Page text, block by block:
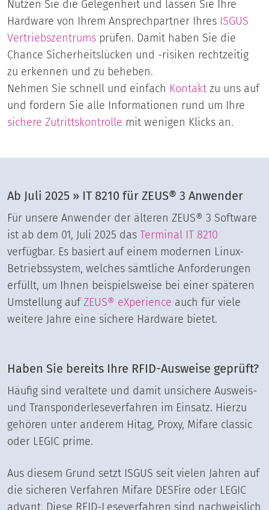
Nutzen Sie die Gelegenheit und lassen Sie Ihre
Hardware von Ihrem Ansprechpartner Ihres ISGUS
Vertriebszentrums prüfen. Damit haben Sie die
Chance Sicherheitslücken und -risiken rechtzeitig
zu erkennen und zu beheben.
Nehmen Sie schnell und einfach Kontakt zu uns auf
und fordern Sie alle Informationen rund um Ihre
sichere Zutrittskontrolle mit wenigen Klicks an.
Ab Juli 2025 » IT 8210 für ZEUS® 3 Anwender
Für unsere Anwender der älteren ZEUS® 3 Software
ist ab dem 01, Juli 2025 das Terminal IT 8210
verfügbar. Es basiert auf einem modernen Linux-
Betriebssystem, welches sämtliche Anforderungen
erfüllt, um Ihnen beispielsweise bei einer späteren
Umstellung aufZEUS® eXperience auch für viele
weitere Jahre eine sichere Hardware bietet.
Haben Sie bereits Ihre RFID-Ausweise geprüft?
Häufig sind veraltete und damit unsichere Ausweis-
und Transponderleseverfahren im Einsatz. Hierzu
gehören unter anderem Hitag, Proxy, Mifare classic
oder LEGIC prime.
Aus diesem Grund setzt ISGUS seit vielen Jahren auf
die sicheren Verfahren Mifare DESFire oder LEGIC
advant. Diese RFID-Leseverfahren sind nachweislich